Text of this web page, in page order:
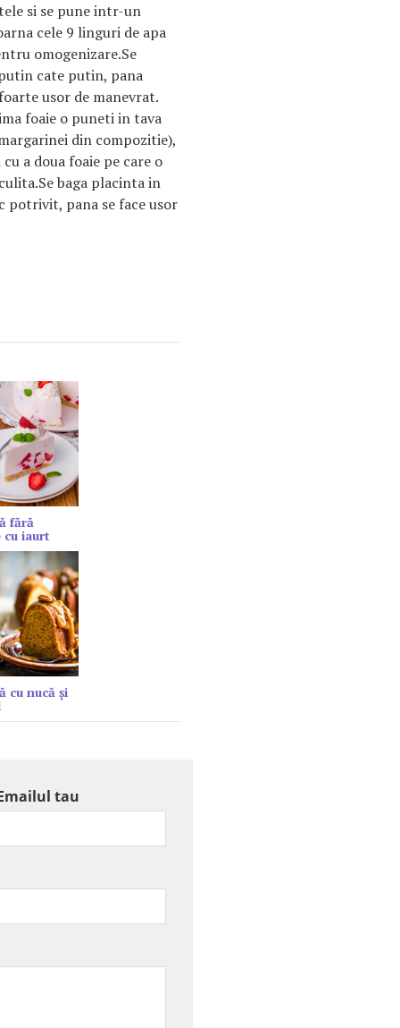
si se pune intr-un
cele 9 linguri de apa
omogenizare.Se
cate putin, pana
usor de manevrat.
foaie o puneti in tava
din compozitie),
a doua foaie pe care o
baga placinta in
pana se face usor
fără
cu iaurt
cu nucă și
tau